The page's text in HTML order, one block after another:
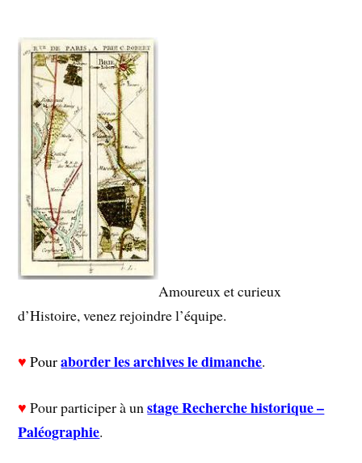
Amoureux et curieux
d’Histoire, venez rejoindre l’équipe.
♥ Pouraborder les archives le dimanche.
♥ Pour participer à unstage Recherche historique –
Paléographie.